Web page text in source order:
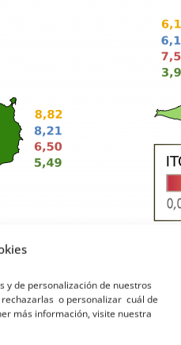
y de personalización de nuestros
o personalizar cuál de
más información, visite nuestra
y sus 86
fundaciones y 11